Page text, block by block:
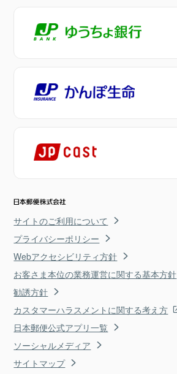
サイトのご利用について
プライバシーポリシー
Webアクセシビリティ方針
お客さま本位の業務運営に関する基本方針
勧誘方針
カスタマーハラスメントに関する考え方
日本郵便公式アプリ一覧
ソーシャルメディア
サイトマップ